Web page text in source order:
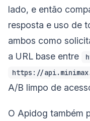
lado, e então
resposta e uso de
ambos como
a URL base entre
https://
A/B limpo de
O Apidog também